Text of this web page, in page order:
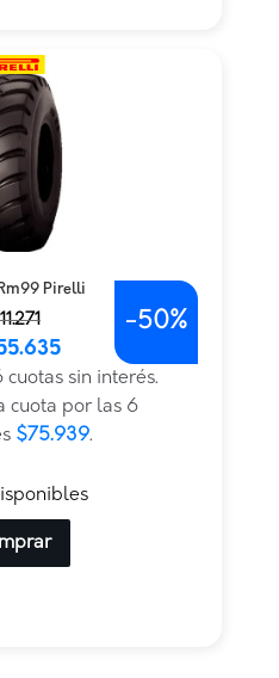
Pirelli
cuotas sin interés.
cuota por las 6
$75.939.
-50%